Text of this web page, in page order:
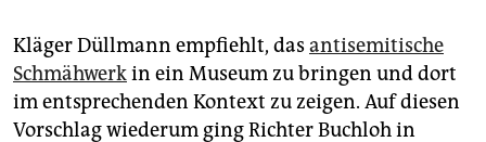
Kläger Düllmann empfiehlt, das antisemitische
Schmähwerkin ein Museum zu bringen und dort
im entsprechenden Kontext zu zeigen. Auf diesen
Vorschlag wiederum ging Richter Buchloh in